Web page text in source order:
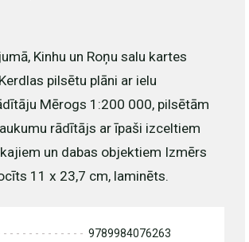
Kinhu un Roņu salu kartes
pilsētu plāni ar ielu
Mērogs 1:200 000, pilsētām
rādītājs ar īpaši izceltiem
un dabas objektiem Izmērs
11 x 23,7 cm, laminēts.
9789984076263